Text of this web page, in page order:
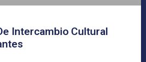
Intercambio Cultural